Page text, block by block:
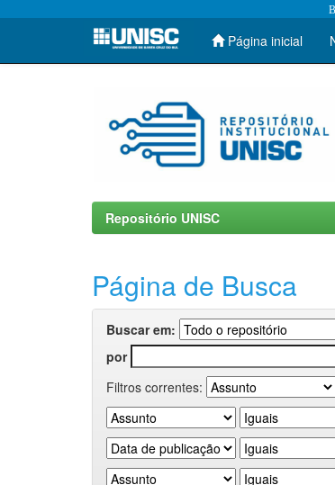
Skip
Página inicial
Repositório UNISC
Página de Busca
Buscar em:
por
Filtros correntes: